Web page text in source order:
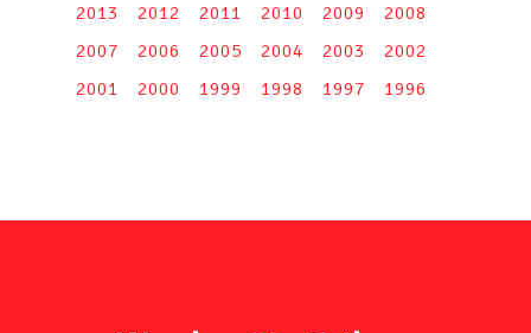
2013
2012 2011 2010 2009
2008
2007
2006 2005 2004 2003
2002
2001
2000 1999 1998 1997 1996